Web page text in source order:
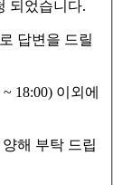
되었습니다.
답변을 드릴
18:00) 이외에
해 부탁 드립